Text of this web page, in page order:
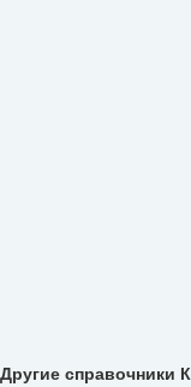
Другие справочники